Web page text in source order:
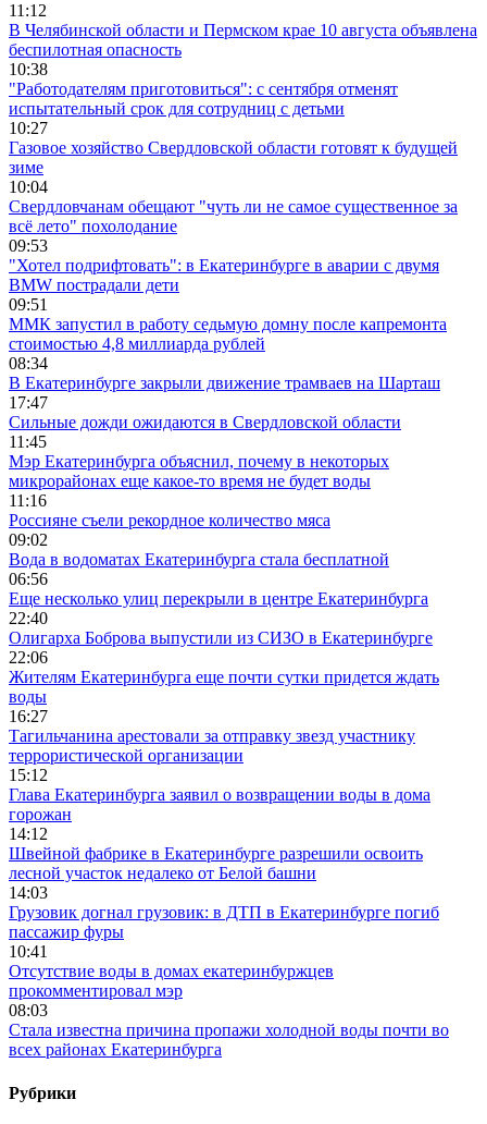
11:12
В Челябинской области и Пермском крае 10 августа объявлена
беспилотная опасность
10:38
"Работодателям приготовиться": с сентября отменят
испытательный срок для сотрудниц с детьми
10:27
Газовое хозяйство Свердловской области готовят к будущей
зиме
10:04
Свердловчанам обещают "чуть ли не самое существенное за
всё лето" похолодание
09:53
"Хотел подрифтовать": в Екатеринбурге в аварии с двумя
BMW пострадали дети
09:51
ММК запустил в работу седьмую домну после капремонта
стоимостью 4,8 миллиарда рублей
08:34
В Екатеринбурге закрыли движение трамваев на Шарташ
17:47
Сильные дожди ожидаются в Свердловской области
11:45
Мэр Екатеринбурга объяснил, почему в некоторых
микрорайонах еще какое-то время не будет воды
11:16
Россияне съели рекордное количество мяса
09:02
Вода в водоматах Екатеринбурга стала бесплатной
06:56
Еще несколько улиц перекрыли в центре Екатеринбурга
22:40
Олигарха Боброва выпустили из СИЗО в Екатеринбурге
22:06
Жителям Екатеринбурга еще почти сутки придется ждать
воды
16:27
Тагильчанина арестовали за отправку звезд участнику
террористической организации
15:12
Глава Екатеринбурга заявил о возвращении воды в дома
горожан
14:12
Швейной фабрике в Екатеринбурге разрешили освоить
лесной участок недалеко от Белой башни
14:03
Грузовик догнал грузовик: в ДТП в Екатеринбурге погиб
пассажир фуры
10:41
Отсутствие воды в домах екатеринбуржцев
прокомментировал мэр
08:03
Стала известна причина пропажи холодной воды почти во
всех районах Екатеринбурга
Рубрики